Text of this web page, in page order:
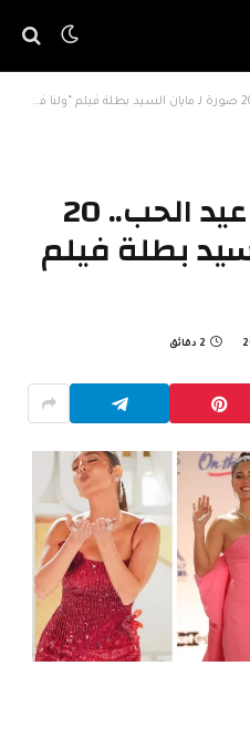
أثارت الجدل في عيد الحب.. 20
بطلة فيلم
2 دقائق